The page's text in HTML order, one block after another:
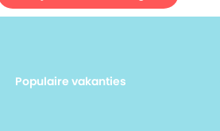
alle
Ook is
Populaire vakanties